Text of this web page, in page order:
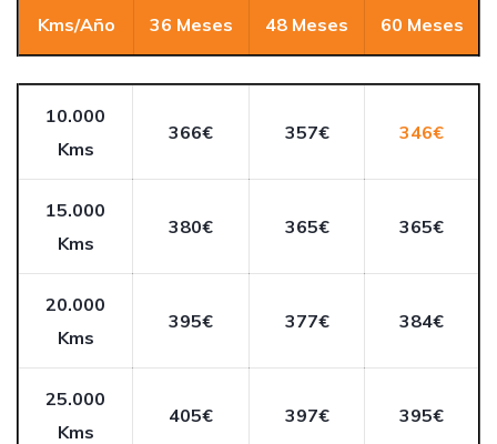
Kms/Año 36 Meses 48 Meses 60 Meses
10.000
Kms
366€ 357€ 346€
15.000
Kms
380€ 365€ 365€
20.000
Kms
395€ 377€ 384€
25.000
Kms
405€ 397€ 395€